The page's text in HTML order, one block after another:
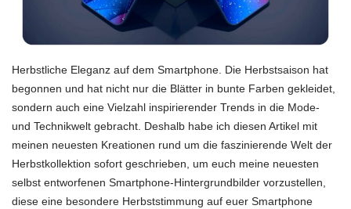
Herbstliche Eleganz auf dem Smartphone. Die Herbstsaison hat
begonnen und hat nicht nur die Blätter in bunte Farben gekleidet,
sondern auch eine Vielzahl inspirierender Trends in die Mode-
und Technikwelt gebracht. Deshalb habe ich diesen Artikel mit
meinen neuesten Kreationen rund um die faszinierende Welt der
Herbstkollektion sofort geschrieben, um euch meine neuesten
selbst entworfenen Smartphone-Hintergrundbilder vorzustellen,
diese eine besondere Herbststimmung auf euer Smartphone